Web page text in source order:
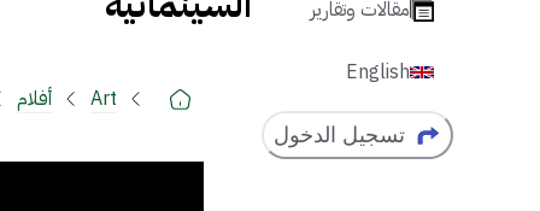
مقالات وتقارير
English
تسجيل الدخول
Art أفلام